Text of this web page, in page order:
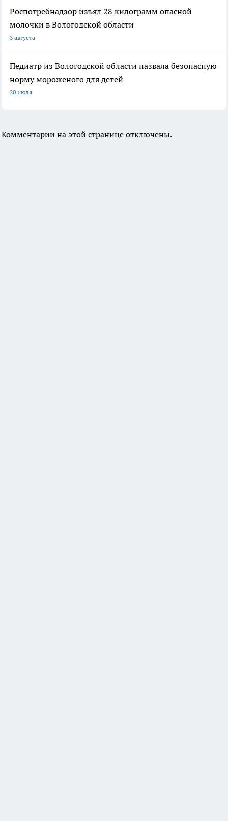
Роспотребнадзор изъял 28 килограмм опасной
молочки в Вологодской области
3 августа
Педиатр из Вологодской области назвала безопасную
норму мороженого для детей
20 июля
Комментарии на этой странице отключены.